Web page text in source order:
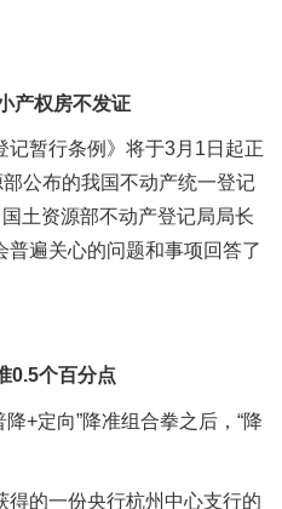
产权房不发证
记暂行条例》将于3月1日起正
公布的我国不动产统一登记
土资源部不动产登记局局长
遍关心的问题和事项回答了
0.5个百分点
降+定向”降准组合拳之后，“降
得的一份央行杭州中心支行的